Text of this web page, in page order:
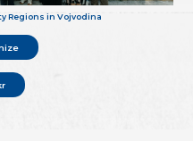
Regions in Vojvodina